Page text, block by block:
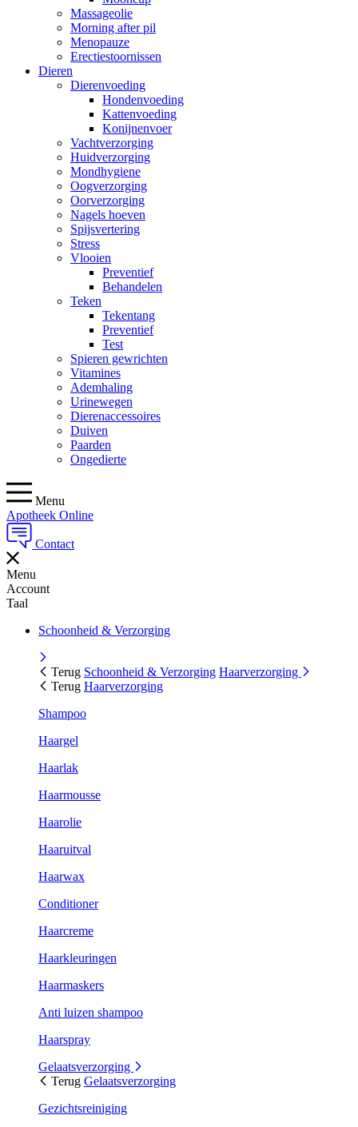
Massageolie
Morning after pil
Menopauze
Erectiestoornissen
Dieren
Dierenvoeding
Hondenvoeding
Kattenvoeding
Konijnenvoer
Vachtverzorging
Huidverzorging
Mondhygiene
Oogverzorging
Oorverzorging
Nagels hoeven
Spijsvertering
Stress
Vlooien
Preventief
Behandelen
Teken
Tekentang
Preventief
Test
Spieren gewrichten
Vitamines
Ademhaling
Urinewegen
Dierenaccessoires
Duiven
Paarden
Ongedierte
Menu
Apotheek Online
Contact
Menu
Account
Taal
Schoonheid & Verzorging
Terug Schoonheid & Verzorging Haarverzorging
Terug Haarverzorging
Shampoo
Haargel
Haarlak
Haarmousse
Haarolie
Haaruitval
Haarwax
Conditioner
Haarcreme
Haarkleuringen
Haarmaskers
Anti luizen shampoo
Haarspray
Gelaatsverzorging
Terug Gelaatsverzorging
Gezichtsreiniging